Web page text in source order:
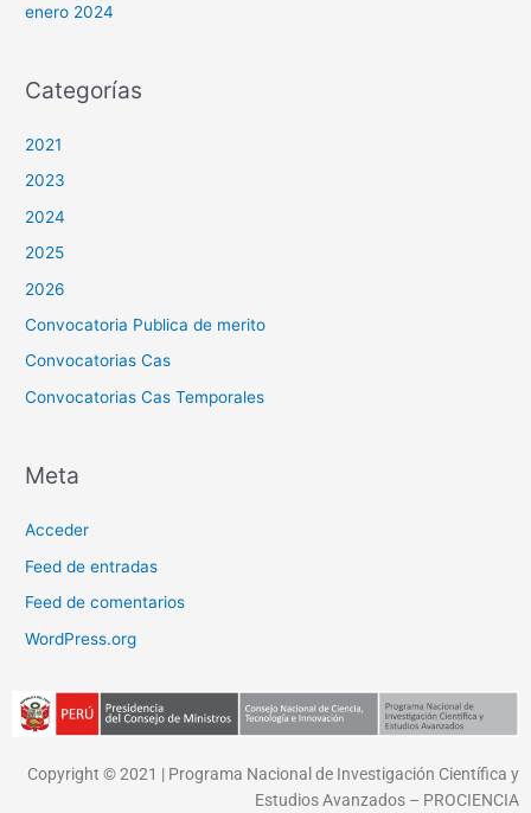
enero 2024
Categorías
2021
2023
2024
2025
2026
Convocatoria Publica de merito
Convocatorias Cas
Convocatorias Cas Temporales
Meta
Acceder
Feed de entradas
Feed de comentarios
WordPress.org
Copyright © 2021 | Programa Nacional de Investigación Científica y
Estudios Avanzados – PROCIENCIA